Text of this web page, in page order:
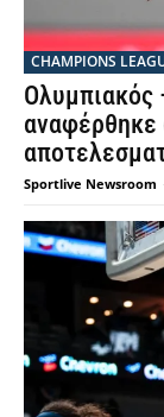
CHAMPIONS
Ολυμπιακός
αναφέρθηκε
Sportlive Newsroom